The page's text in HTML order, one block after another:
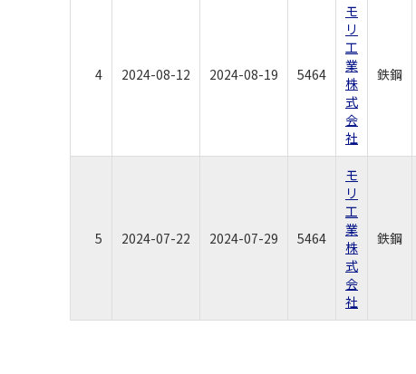
4 2024-08-12 2024-08-19 5464
モ
リ
工
業
株
式
会
社
鉄鋼
5 2024-07-22 2024-07-29 5464
モ
リ
工
業
株
式
会
社
鉄鋼